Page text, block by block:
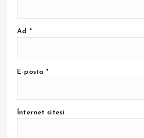
Ad *
E-posta*
İnternet sitesi